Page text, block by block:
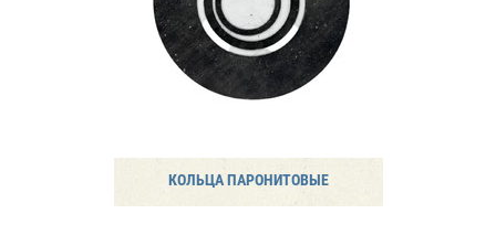
КОЛЬЦА ПАРОНИТОВЫЕ